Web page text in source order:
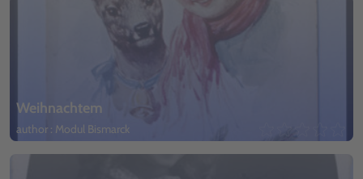
Weihnachtem
author : Modul Bismarck